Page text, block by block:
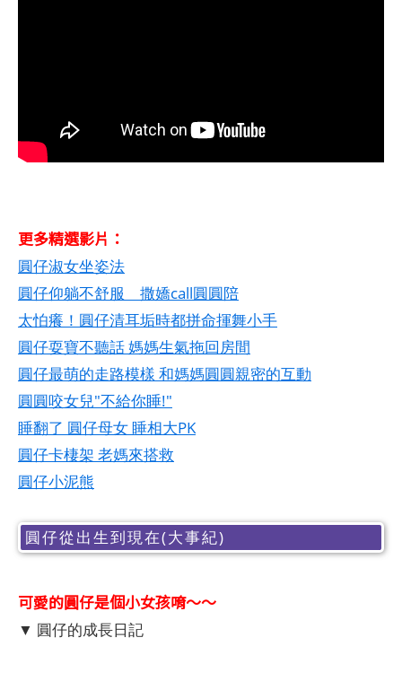
更多精選影片：
圓仔淑女坐姿法
圓仔仰躺不舒服 撒嬌call圓圓陪
太怕癢！圓仔清耳垢時都拼命揮舞小手
圓仔耍寶不聽話 媽媽生氣拖回房間
圓仔最萌的走路模樣 和媽媽圓圓親密的互動
圓圓咬女兒"不給你睡!"
睡翻了 圓仔母女 睡相大PK
圓仔卡棲架 老媽來搭救
圓仔小泥熊
圓仔從出生到現在(大事紀)
可愛的圓仔是個小女孩唷～～
▼ 圓仔的成長日記